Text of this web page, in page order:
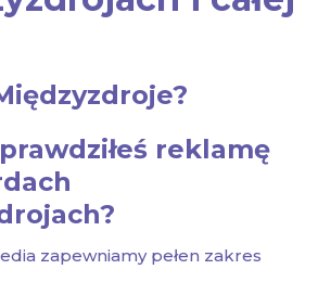
reklamę
zapewniamy pełen zakres